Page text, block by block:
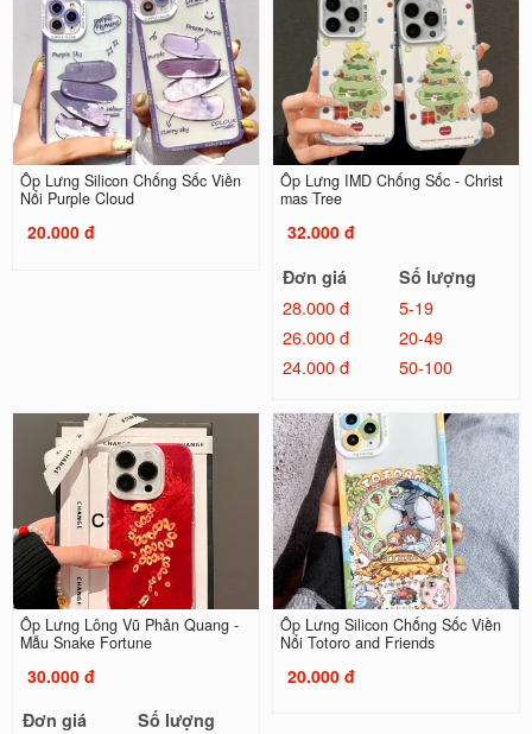
Ốp Lưng Silicon Chống Sốc Viền
Nổi Purple Cloud
20.000 đ
Ốp Lưng IMD Chống Sốc - Christ
mas Tree
32.000 đ
Đơn giá
Số lượng
28.000 đ
5-19
26.000 đ
20-49
24.000 đ
50-100
Ốp Lưng Lông Vũ Phản Quang -
Mẫu Snake Fortune
30.000 đ
Đơn giá
Số lượng
Ốp Lưng Silicon Chống Sốc Viền
Nổi Totoro and Friends
20.000 đ